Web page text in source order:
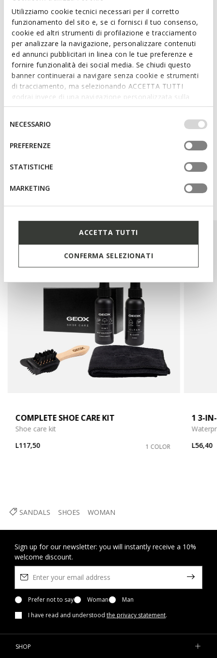
Utilizziamo cookie tecnici necessari per il corretto
funzionamento del sito e, se ci fornisci il tuo consenso,
cookie ed altri strumenti di profilazione e tracciamento
per analizzare la navigazione, personalizzare contenuti
ed annunci pubblicitari in linea con le tue preferenze e
fornire funzionalità dei social media. Se chiudi questo
banner continuerai a navigare senza cookie e strumenti
di tracciamento, ma selezionando ACCETTA TUTTI
godrai invece di una navigazione personalizzata sulla
base dei tuoi gusti ed interessi. Selezionando
IMPOSTAZIONI potrai anche scegliere quali cookies ed
altri strumenti di tracciamento autorizzare. Per maggiori
informazioni o per modificare in qualsiasi momento le
tue impostazioni, visita la nostra
consenso
NECESSARIO
PREFERENZE
STATISTICHE
MARKETING
ACCETTA TUTTI
CONFERMA SELEZIONATI
summer looks with a unique and bold style.
ITEM CODE:D65YMH0001JC9999
Features
Thickness of sole: 1,5 cm / 0,6"
Buckle on the strap to adjust the fit
Materials
Technologies
SANDALS SHOES WOMAN
COMPLETE SHOE CARE KIT
Shoe care kit
L117,50
1 COLOR
1 3-
L56,40
Sign up for our newsletter: you will instantly receive a 10%
welcome discount.
Prefer not to say Woman
Man
I have read and understood the privacy statement.
SHOP